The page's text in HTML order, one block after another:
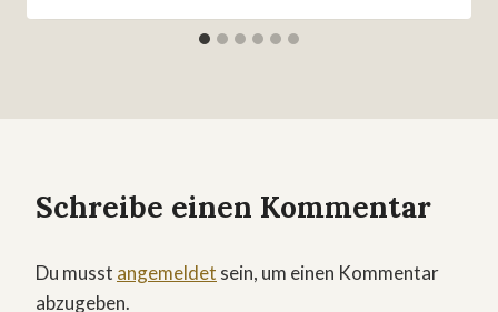
Schreibe einen Kommentar
Du musst angemeldet sein, um einen Kommentar
abzugeben.